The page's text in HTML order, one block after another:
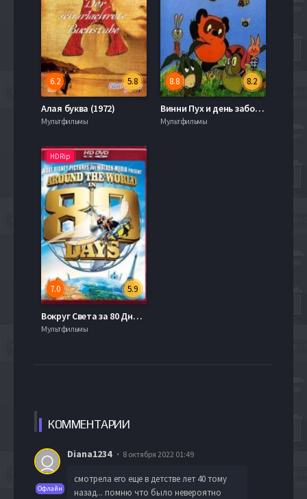
5.8
6.2
Алая буква (1972)
Мультфильмы
8.2
8.8
Винни Пух и день забот (1972)
Мультфильмы
HDRip
5.9
7.0
Вокруг Света за 80 Дней (2004)
Мультфильмы
КОММЕНТАРИИ
Офлайн
Diana1234 8 октября 2022 01:49
смотрела его еще в детстве лет 40 тому
назад... помню что было невероятно